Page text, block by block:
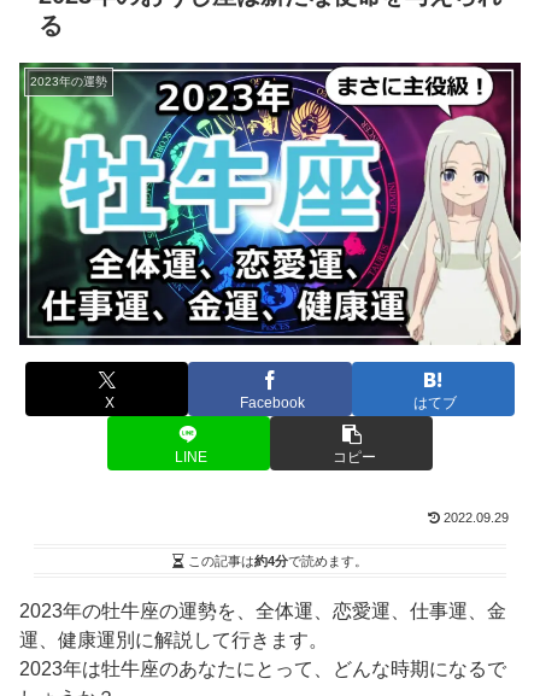
る
2023年の運勢
X Facebook はてブ
LINE コピー
2022.09.29
この記事は約4分で読めます。
2023年の牡牛座の運勢を、全体運、恋愛運、仕事運、金
運、健康運別に解説して行きます。
2023年は牡牛座のあなたにとって、どんな時期になるで